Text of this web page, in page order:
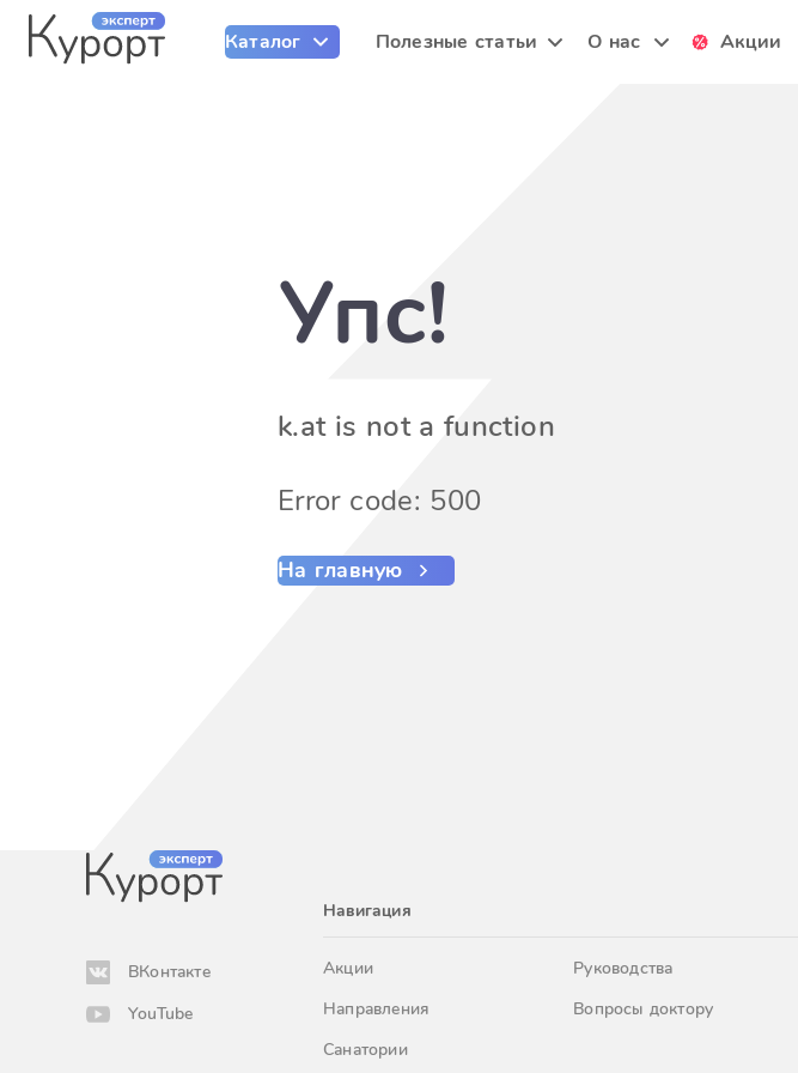
Каталог Полезные статьи О нас Акции
Упс!
k.at is not a function
Error code: 500
На главную
ВКонтакте
YouTube
Навигация
Акции
Направления
Санатории
Руководства
Вопросы доктору